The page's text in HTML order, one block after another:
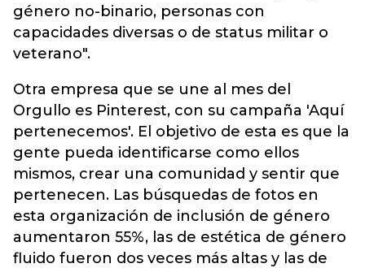
género no-binario, personas con
capacidades diversas o de status militar o
veterano".
Otra empresa que se une al mes del
Orgullo es Pinterest, con su campaña 'Aquí
pertenecemos'. El objetivo de esta es que la
gente pueda identificarse como ellos
mismos, crear una comunidad y sentir que
pertenecen. Las búsquedas de fotos en
esta organización de inclusión de género
aumentaron 55%, las de estética de género
fluido fueron dos veces más altas y las de